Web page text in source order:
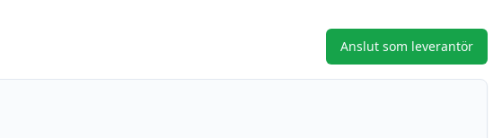
Anslut som leverantör